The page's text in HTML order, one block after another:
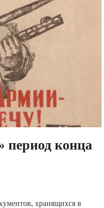
период конца
хранящихся в